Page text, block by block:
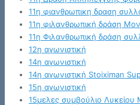
11η φιανθρωπικη δραση
11η φιλανθρωπική δράση
11η Φιλανθρωπική δράση
12η αγωνιστική
14η αγωνιστική
14η αγωνιστική Stoiximan
15η αγωνιστική
15μελες συμβούλιο